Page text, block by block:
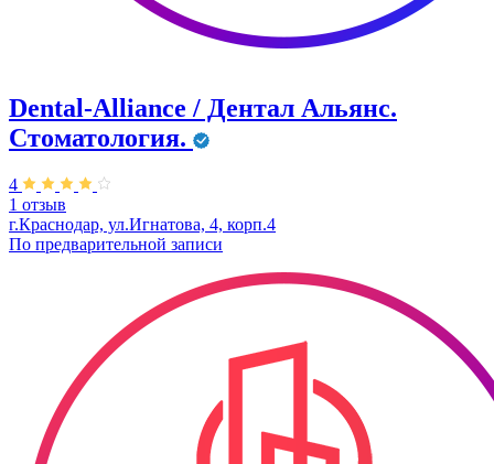
Dental-Alliance / Дентал Альянс.
Стоматология.
4
1 отзыв
г.Краснодар, ул.Игнатова, 4, корп.4
По предварительной записи